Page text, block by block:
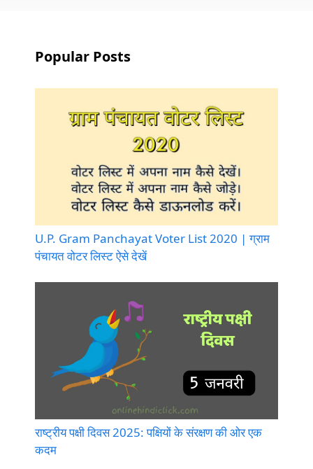
Popular Posts
U.P. Gram Panchayat Voter List 2020 | ग्राम
पंचायत वोटर लिस्ट ऐसे देखें
राष्ट्रीय पक्षी दिवस 2025: पक्षियों के संरक्षण की ओर एक
कदम